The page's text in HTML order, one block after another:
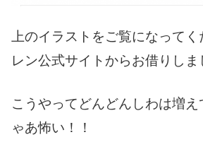
上のイラストをご覧になって
レン公式サイトからお借りしま
こうやってどんどんしわは増え
ゃあ怖い！！